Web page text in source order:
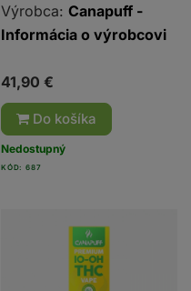
KÓD: 687
Výrobca: Canapuff -
Informácia o výrobcovi
41,90 €
Do košíka
Nedostupný